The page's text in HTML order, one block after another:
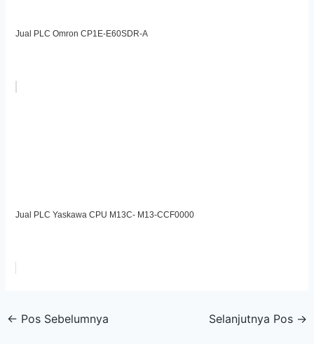
Jual PLC Omron CP1E-E60SDR-A
Jual PLC Yaskawa CPU M13C- M13-CCF0000
← Pos Sebelumnya Selanjutnya Pos →